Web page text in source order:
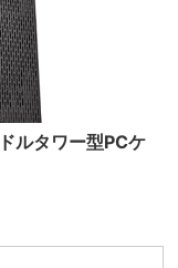
ルタワー型PCケ